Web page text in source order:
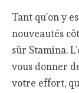
Tant qu’on y
nouveautés
sûr Stamina.
vous donner
votre effort,